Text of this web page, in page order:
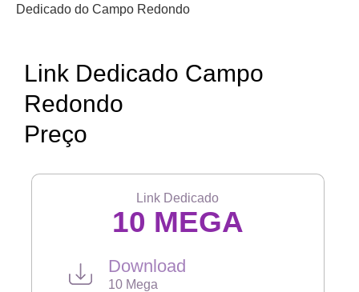
Dedicado do Campo Redondo
Link Dedicado Campo
Redondo
Preço
Link Dedicado
10 MEGA
Download
10 Mega